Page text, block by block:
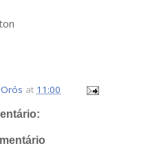
at 11:00